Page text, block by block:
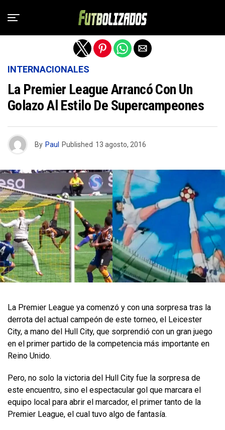
INTERNACIONALES
La Premier League Arrancó Con Un
Golazo Al Estilo De Supercampeones
By Paul Published 13 agosto, 2016
La Premier League ya comenzó y con una sorpresa tras la
derrota del actual campeón de este torneo, el Leicester
City, a mano del Hull City, que sorprendió con un gran juego
en el primer partido de la competencia más importante en
Reino Unido.
Pero, no solo la victoria del Hull City fue la sorpresa de
este encuentro, sino el espectacular gol que marcara el
equipo local para abrir el marcador, el primer tanto de la
Premier League, el cual tuvo algo de fantasía.
Salir de la versión móvil